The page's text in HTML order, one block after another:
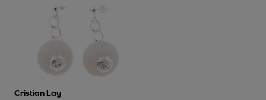
Cristian Lay